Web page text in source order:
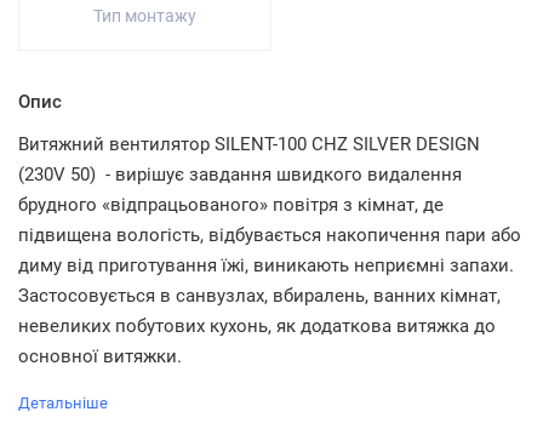
Тип монтажу
Опис
Витяжний вентилятор SILENT-100 CHZ SILVER DESIGN
(230V 50) - вирішує завдання швидкого видалення
брудного «відпрацьованого» повітря з кімнат, де
підвищена вологість, відбувається накопичення пари або
диму від приготування їжі, виникають неприємні запахи.
Застосовується в санвузлах, вбиралень, ванних кімнат,
невеликих побутових кухонь, як додаткова витяжка до
основної витяжки.
Детальніше